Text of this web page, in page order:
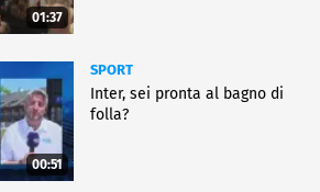
01:37
00:51
SPORT
Inter, sei pronta al bagno di
folla?